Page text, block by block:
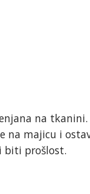
na
na majicu i
biti prošlost.